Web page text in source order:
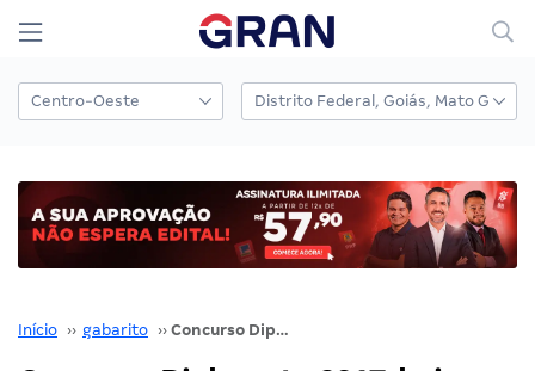
Início ›› gabarito ›› Concurso Diplomata 2017: baixe gratuitamente o edital verticalizado. Mais orientações para os seus estudos!